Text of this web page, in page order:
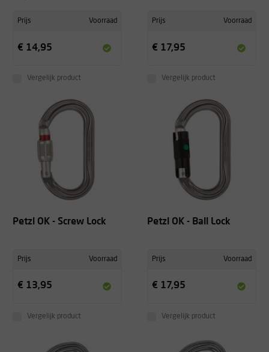
Prijs Voorraad
€ 14,95
Vergelijk product
Prijs Voorraad
€ 17,95
Vergelijk product
Petzl OK - Screw Lock
Prijs Voorraad
€ 13,95
Vergelijk product
Petzl OK - Ball Lock
Prijs Voorraad
€ 17,95
Vergelijk product